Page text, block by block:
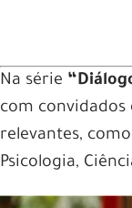
Na série
com
relevantes,
Psicologia,